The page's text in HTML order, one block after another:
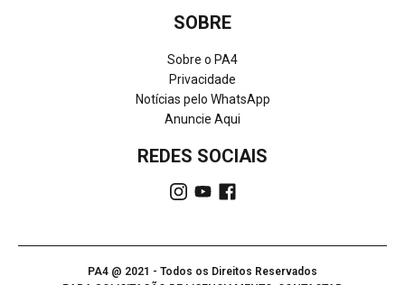
SOBRE
Sobre o PA4
Privacidade
Notícias pelo WhatsApp
Anuncie Aqui
REDES SOCIAIS
PA4 @ 2021 - Todos os Direitos Reservados